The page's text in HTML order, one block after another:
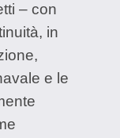
– con
in
e le